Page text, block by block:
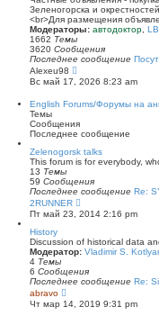
е
н
и
ю
н
е
м
у
о
щ
н
т
и
к
п
о
с
л
е
д
е
у
с
о
б
щ
е
н
и
ю
Зеленогорска и
<br>Для размещения
Модераторы: автодоктор LB
1662 Темы
3620 Сообщения
Последнее сообщение
Alexeu98
е
р
й
и
к
п
о
с
е
д
н
е
с
о
б
щ
н
Вс май 17, 2026 8:23 am
English Forums/Форумы на
Темы
Сообщения
Последнее сообщение
Zelenogorsk talks
This forum is for everybody,
13 Темы
59 Сообщения
Последнее сообщение Re:
2RUNNER
е
р
й
т
к
п
с
л
Пт май 23, 2014 2:16 pm
History
Discussion of historical data
Модератор: Vladimir S. Kotlyar
4 Темы
6 Сообщения
Последнее сообщение Re:
abravo
е
р
Чт мар 14, 2019 9:31 pm